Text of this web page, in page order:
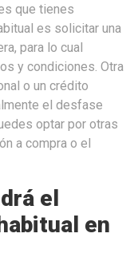
que tienes
es solicitar una
para lo cual
y condiciones. Otra
o un crédito
el desfase
optar por otras
a compra o el
el
en